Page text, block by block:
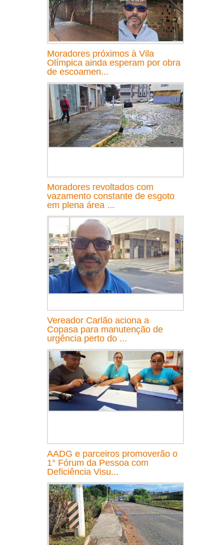
Moradores próximos à Vila
Olímpica ainda esperam por obra
de escoamen...
Moradores revoltados com
vazamento constante de esgoto
em plena área ...
Vereador Carlão aciona a
Copasa para manutenção de
urgência perto do ...
AADG e parceiros promoverão o
1° Fórum da Pessoa com
Deficiência Visu...